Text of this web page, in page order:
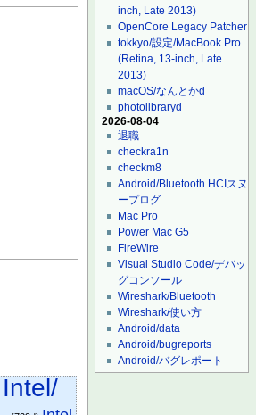
Intel/
inch, Late 2013)
OpenCore Legacy Patcher
tokkyo/設定/MacBook Pro
(Retina, 13-inch, Late
2013)
macOS/なんとかd
photolibraryd
2026-08-04
退職
checkra1n
checkm8
Android/Bluetooth HCIスヌ
ープログ
Mac Pro
Power Mac G5
FireWire
Visual Studio Code/デバッ
グコンソール
Wireshark/Bluetooth
Wireshark/使い方
Android/data
Android/bugreports
Android/バグレポート